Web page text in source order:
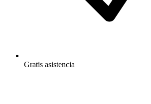
Gratis asistencia